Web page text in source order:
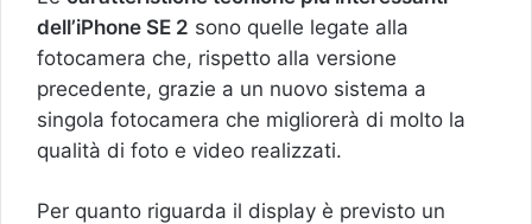
dell’iPhone SE 2 sono quelle legate alla
fotocamera che, rispetto alla versione
precedente, grazie a un nuovo sistema a
singola fotocamera che migliorerà di molto la
qualità di foto e video realizzati.
Per quanto riguarda il display è previsto un